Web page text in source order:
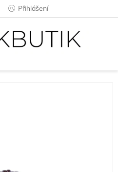
Přihlášení